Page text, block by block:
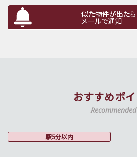
似た物件が出たら
メールで通知
おすすめポイ
Recommended
駅5分以内